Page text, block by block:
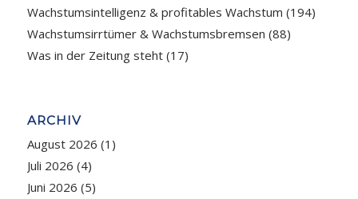
Wachstumsintelligenz & profitables Wachstum (194)
Wachstumsirrtümer & Wachstumsbremsen (88)
Was in der Zeitung steht(17)
ARCHIV
August 2026 (1)
Juli 2026 (4)
Juni 2026 (5)